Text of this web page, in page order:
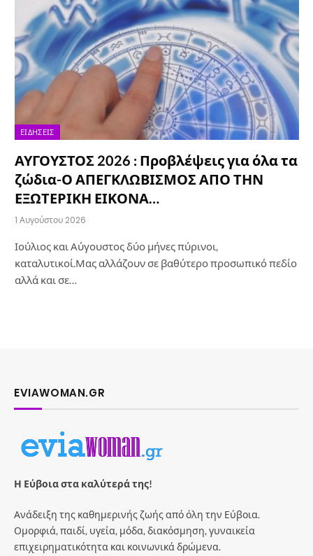
ΕΙΔΉΣΕΙΣ
ΑΥΓΟΥΣΤΟΣ 2026 : Προβλέψεις για όλα τα
ζώδια-Ο ΑΠΕΓΚΛΩΒΙΣΜΟΣ ΑΠΟ ΤΗΝ
ΕΞΩΤΕΡΙΚΗ ΕΙΚΟΝΑ…
1 Αυγούστου 2026
Ιούλιος και Αύγουστος δύο μήνες πύρινοι,
καταλυτικοί.Μας αλλάζουν σε βαθύτερο προσωπικό πεδίο
αλλά και σε…
EVIAWOMAN.GR
Η Εύβοια στα καλύτερά της!
Ανάδειξη της καθημερινής ζωής από όλη την Εύβοια.
Ομορφιά, παιδί, υγεία, μόδα, διακόσμηση, γυναικεία
επιχειρηματικότητα και κοινωνικά δρώμενα.